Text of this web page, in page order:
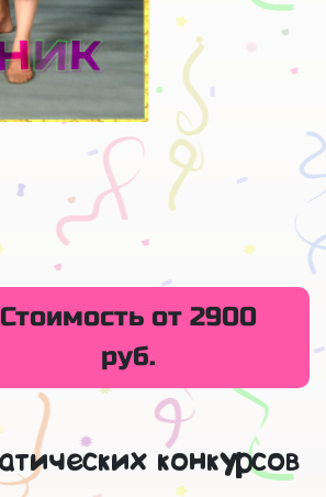
Стоимость от 2900
руб.
конкурсов